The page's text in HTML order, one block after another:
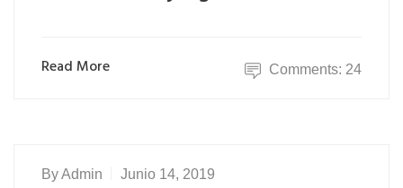
Read More Comments: 24
ByAdmin Junio 14, 2019